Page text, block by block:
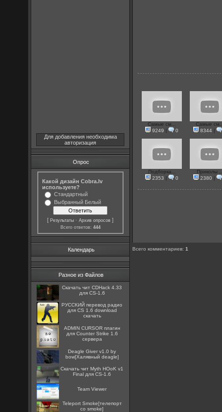
Для добавления необходима
авторизация
Опрос
Какой дизайн Cobra.lv
используете?
Стандартный
Выбранный Белый
[Результаты ·Архив опросов ]
Всего ответов: 444
Календарь
Разное из Файлов
Скачать чит CDHack 4.33
для CS-1.6
РУССКИЙ перевод радио
для CS 1.6 download
скачать
ADMIN CURSOR плагин
для Counter Strike 1.6
сервера
Deagle Giver v1.0 by
bow[Халявный deagle]
Скачать чит Myth HОоK v1
Final для CS-1.6
Team Viewer
Teleport Smoke[телепорт
со smoke]
Самые см...
9249 | 0
Самые
8344 |
Подборка...
2353 | 0
Приколы
2380 |
Всего комментариев:1